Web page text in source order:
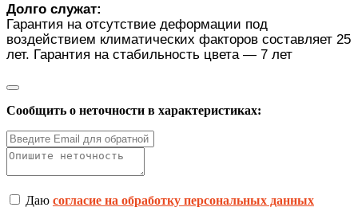
Долго служат:
Гарантия на отсутствие деформации под
воздействием климатических факторов составляет 25
лет. Гарантия на стабильность цвета — 7 лет
Сообщить о неточности в характеристиках:
Даю согласие на обработку персональных данных